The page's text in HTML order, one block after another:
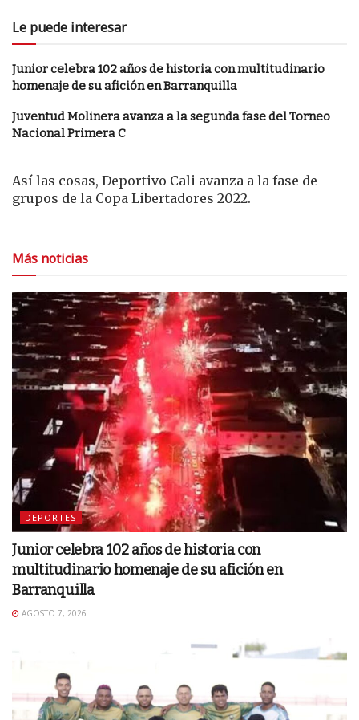
Le puede interesar
Junior celebra 102 años de historia con multitudinario
homenaje de su afición en Barranquilla
Juventud Molinera avanza a la segunda fase del Torneo
Nacional Primera C
Así las cosas, Deportivo Cali avanza a la fase de
grupos de la Copa Libertadores 2022.
Más noticias
DEPORTES
Junior celebra 102 años de historia con
multitudinario homenaje de su afición en
Barranquilla
AGOSTO 7, 2026